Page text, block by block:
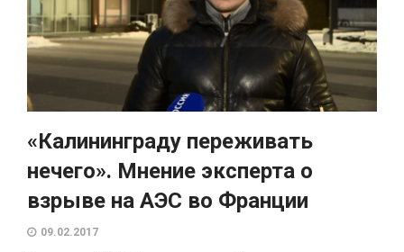
«Калининграду переживать
нечего». Мнение эксперта о
взрыве на АЭС во Франции
09.02.2017